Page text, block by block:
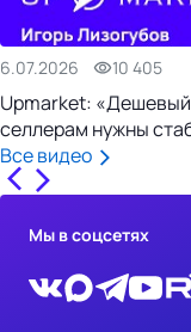
6.07.2026 10 405
Upmarket:
селлерам нужны
Все видео
Мы в соцсетях